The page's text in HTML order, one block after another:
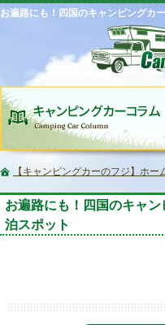
お遍路にも！四国のキャンピングカ
【キャンピングカーのフジ】ホー
お遍路にも！四国のキャ
泊スポット